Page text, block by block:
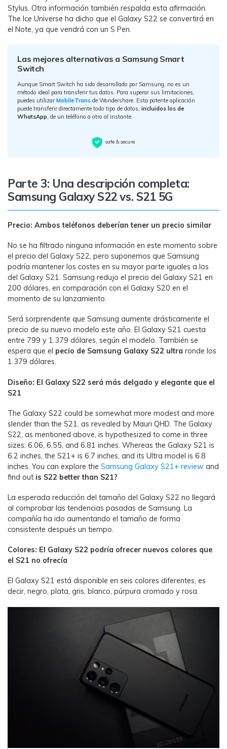
Stylus. Otra información también respalda esta afirmación.
The Ice Universe ha dicho que el Galaxy S22 se convertirá en
el Note, ya que vendrá con un S Pen.
Las mejores alternativas a Samsung Smart
Switch
Aunque Smart Switch ha sido desarrollado por Samsung, no es un
método ideal para transferir tus datos. Para superar sus limitaciones,
puedes utilizarMobileTrans de Wondershare. Esta potente aplicación
puede transferir directamente todo tipo de datos,incluidos los de
WhatsApp, de un teléfono a otro al instante.
safe & secure
Parte 3: Una descripción completa:
Samsung Galaxy S22 vs. S21 5G
Precio: Ambos teléfonos deberían tener un precio similar
No se ha filtrado ninguna información en este momento sobre
el precio del Galaxy S22, pero suponemos que Samsung
podría mantener los costes en su mayor parte iguales a los
del Galaxy S21. Samsung redujo el precio del Galaxy S21 en
200 dólares, en comparación con el Galaxy S20 en el
momento de su lanzamiento.
Será sorprendente que Samsung aumente drásticamente el
precio de su nuevo modelo este año. El Galaxy S21 cuesta
entre 799 y 1.379 dólares, según el modelo. También se
espera que el pecio de Samsung Galaxy S22 ultra ronde los
1.379 dólares.
Diseño: El Galaxy S22 será más delgado y elegante que el
S21
The Galaxy S22 could be somewhat more modest and more
slender than the S21, as revealed by Mauri QHD. The Galaxy
S22, as mentioned above, is hypothesized to come in three
sizes: 6.06, 6.55, and 6.81 inches. Whereas the Galaxy S21 is
6.2 inches, the S21+ is 6.7 inches, and its Ultra model is 6.8
inches. You can explore the Samsung Galaxy S21+ review and
find out is S22 better than S21?
La esperada reducción del tamaño del Galaxy S22 no llegará
al comprobar las tendencias pasadas de Samsung. La
compañía ha ido aumentando el tamaño de forma
consistente después un tiempo.
Colores: El Galaxy S22 podría ofrecer nuevos colores que
el S21 no ofrecía
El Galaxy S21 está disponible en seis colores diferentes, es
decir, negro, plata, gris, blanco, púrpura cromado y rosa.